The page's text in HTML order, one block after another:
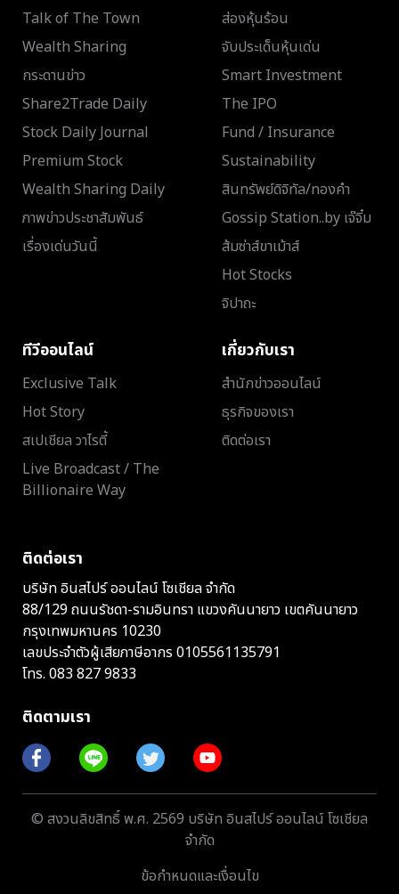
Talk of The Town
Wealth Sharing
กระดานข่าว
Share2Trade Daily
Stock Daily Journal
Premium Stock
Wealth Sharing Daily
ภาพข่าวประชาสัมพันธ์
เรื่องเด่นวันนี้
ส่องหุ้นร้อน
จับประเด็นหุ้นเด่น
Smart Investment
The IPO
Fund / Insurance
Sustainability
สินทรัพย์ดิจิทัล/ทองคำ
Gossip Station..by เจ๊จิ๋ม
ส้มซ่าส์ขาเม้าส์
Hot Stocks
จิปาถะ
ทีวีออนไลน์
Exclusive Talk
Hot Story
สเปเชียล วาไรตี้
Live Broadcast / The
Billionaire Way
เกี่ยวกับเรา
สำนักข่าวออนไลน์
ธุรกิจของเรา
ติดต่อเรา
ติดต่อเรา
บริษัท อินสไปร์ ออนไลน์ โซเชียล จำกัด
88/129 ถนนรัชดา-รามอินทรา แขวงคันนายาว เขตคันนายาว
กรุงเทพมหานคร 10230
เลขประจำตัวผู้เสียภาษีอากร 0105561135791
โทร. 083 827 9833
ติดตามเรา
© สงวนลิขสิทธิ์ พ.ศ. 2569 บริษัท อินสไปร์ ออนไลน์ โซเชียล
จำกัด
ข้อกำหนดและเงื่อนไข